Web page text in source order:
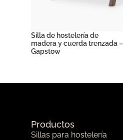
Silla de hostelería de
madera y cuerda trenzada –
Gapstow
Productos
Sillas para hostelería